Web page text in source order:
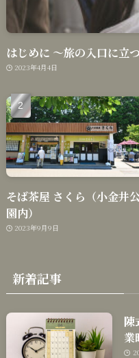
はじめに 〜旅の入口に立
2023年4月4日
そば茶屋 さくら（小金井
園内）
2023年9月9日
新着記事
陳
業